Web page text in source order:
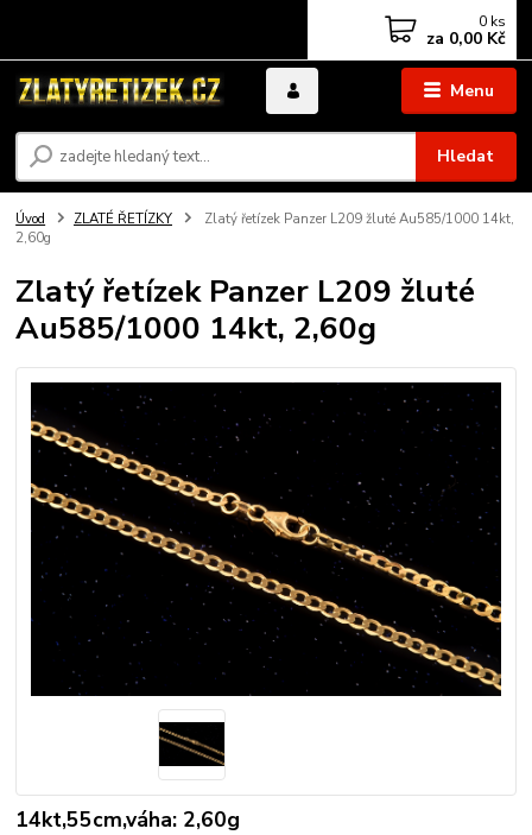
Menu
Hledat
0 ks
za 0,00 Kč
Úvod ZLATÉ ŘETÍZKY
Zlatý řetízek Panzer L209 žluté Au585/1000 14kt,
2,60g
Zlatý řetízek Panzer L209 žluté
Au585/1000 14kt, 2,60g
14kt,55cm,váha: 2,60g